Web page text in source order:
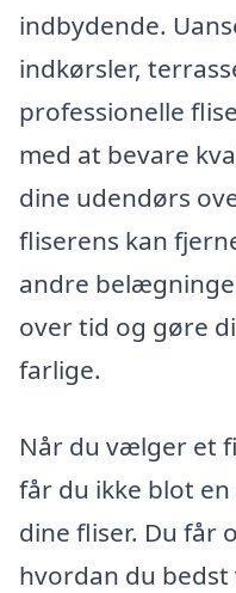
indbydende.
indkørsler,
professionelle
med at bevare
dine udendørs
fliserens kan
andre
over tid og gøre
farlige.
Når du vælger et
får du ikke blot
dine fliser. Du får
hvordan du